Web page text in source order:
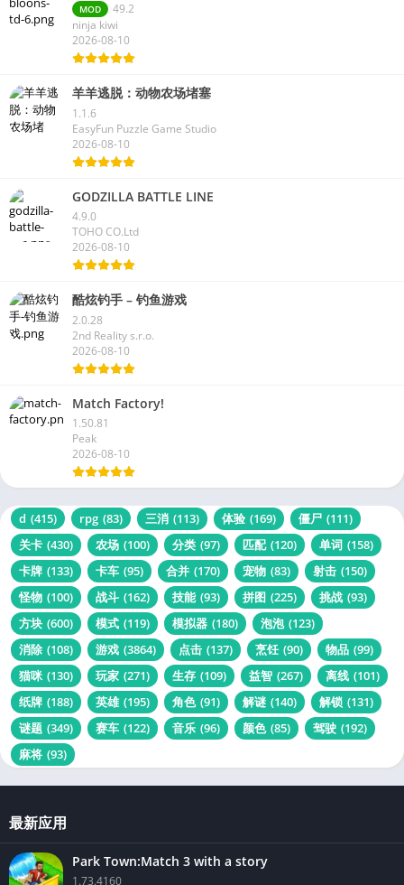
MOD
49.2
ninja kiwi
2026-08-10
羊羊逃脱：动物农场堵塞
1.1.6
EasyFun Puzzle Game Studio
2026-08-10
GODZILLA BATTLE LINE
4.9.0
TOHO CO.Ltd
2026-08-10
酷炫钓手 – 钓鱼游戏
2.0.28
2nd Reality s.r.o.
2026-08-10
Match Factory!
1.50.81
Peak
2026-08-10
d (415) rpg (83) 三消 (113) 体验 (169) 僵尸 (111)
关卡 (430) 农场 (100) 分类 (97) 匹配 (120) 单词 (158)
卡牌 (133) 卡车 (95) 合并 (170) 宠物 (83) 射击 (150)
怪物 (100) 战斗 (162) 技能 (93) 拼图 (225) 挑战 (93)
方块 (600) 模式 (119) 模拟器 (180) 泡泡 (123)
消除 (108) 游戏 (3864) 点击 (137) 烹饪 (90) 物品 (99)
猫咪 (130) 玩家 (271) 生存 (109) 益智 (267) 离线 (101)
纸牌 (188) 英雄 (195) 角色 (91) 解谜 (140) 解锁 (131)
谜题 (349) 赛车 (122) 音乐 (96) 颜色 (85) 驾驶 (192)
麻将 (93)
最新应用
Park Town:Match 3 with a story
1.73.4160